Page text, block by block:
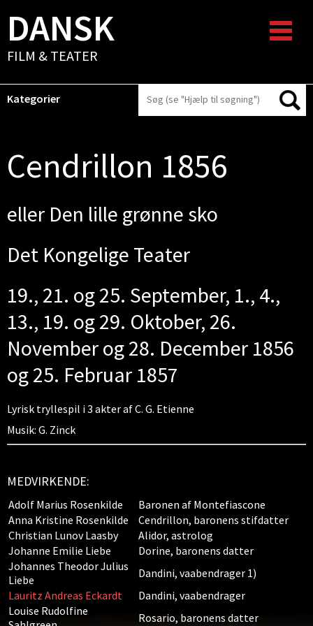
DANSK
FILM & TEATER
Kategorier
Cendrillon 1856
eller Den lille grønne sko
Det Kongelige Teater
19., 21. og 25. September, 1., 4.,
13., 19. og 29. Oktober, 26.
November og 28. December 1856
og 25. Februar 1857
Lyrisk tryllespil i 3 akter af C. G. Etienne
Musik: G. Zinck
MEDVIRKENDE:
Adolf Marius Rosenkilde
Baronen af Montefiascone
Anna Kristine Rosenkilde
Cendrillon, baronens stifdatter
Christian Lunov Laasby
Alidor, astrolog
Johanne Emilie Liebe
Dorine, baronens datter
Johannes Theodor Julius
Liebe
Dandini, vaabendrager 1)
Lauritz Andreas Eckardt
Dandini, vaabendrager
Louise Rudolfine
Rosario, baronens datter